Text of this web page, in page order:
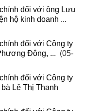
đối với ông Lưu
hộ kinh doanh ...
đối với Công ty
Đông, ... (05-
đối với Công ty
Lê Thị Thanh